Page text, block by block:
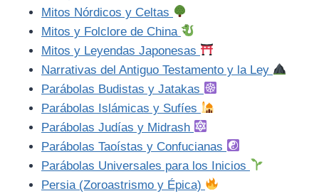
Mitos Nórdicos y Celtas
Mitos y Folclore de China
Mitos y Leyendas Japonesas
Narrativas del Antiguo Testamento y la Ley
Parábolas Budistas y Jatakas
Parábolas Islámicas y Sufíes
Parábolas Judías y Midrash
Parábolas Taoístas y Confucianas
Parábolas Universales para los Inicios
Persia (Zoroastrismo y Épica)